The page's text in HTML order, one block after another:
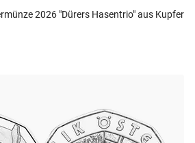
2026 "Dürers Hasentrio" aus Kupfer